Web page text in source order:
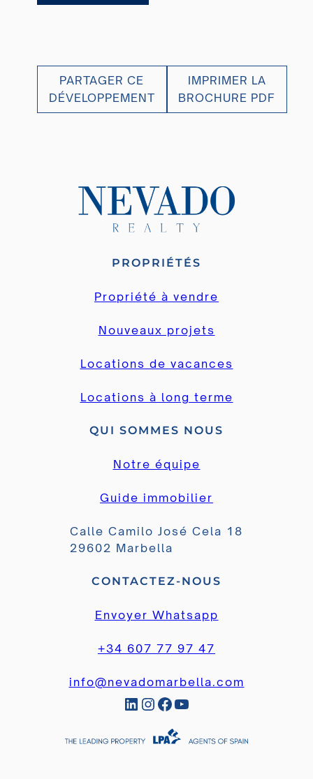
PARTAGER CE
DÉVELOPPEMENT
IMPRIMER LA
BROCHURE PDF
PROPRIÉTÉS
Propriété à vendre
Nouveaux projets
Locations de vacances
Locations à long terme
QUI SOMMES NOUS
Notre équipe
Guide immobilier
Calle Camilo José Cela 18
29602 Marbella
CONTACTEZ-NOUS
Envoyer Whatsapp
+34 607 77 97 47
info@nevadomarbella.com
LinkedIn InstagramFacebook YouTube